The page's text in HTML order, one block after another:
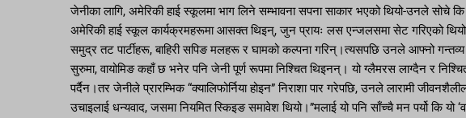
जेनीका लागि, अमेरिकी हाई स्कूलमा भाग लिने सम्भावना सपना साकार भएको थियो-उनले सोचे
अमेरिकी हाई स्कूल कार्यक्रमहरूमा आसक्त थिइन्, जुन प्रायः लस एन्जलसमा सेट गरिएको
समुद्र तट पार्टीहरू, बाहिरी सपिङ मलहरू र घामको कल्पना गरिन्।त्यसपछि उनले आफ्नो गन्तव्य
सुरुमा, वायोमिङ कहाँ छ भनेर पनि जेनी पूर्ण रूपमा निश्चित थिइनन्। यो ग्लैमरस लाग्दैन र
पर्दैन।तर जेनीले प्रारम्भिक “क्यालिफोर्निया होइन” निराशा पार गरेपछि, उनले लारामी
उचाइलाई धन्यवाद, जसमा नियमित स्किइङ समावेश थियो।”मलाई यो पनि साँच्चै मन पर्यो कि यो